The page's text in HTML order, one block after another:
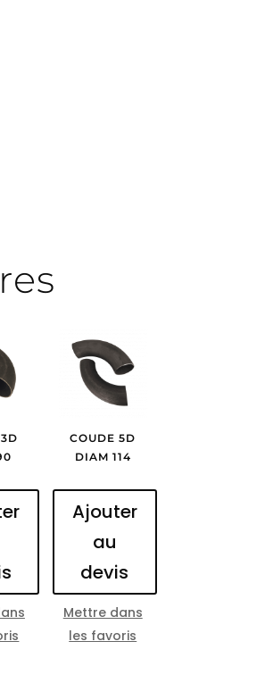
COUDE 5D
DIAM 114
Ajouter
au
devis
Mettre dans
les favoris